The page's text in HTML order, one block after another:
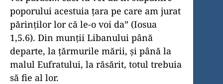
poporului acestuia țara pe care am jurat
părinților lor că le-o voi da” (Iosua
1,5.6). Din munții Libanului până
departe, la țărmurile mării, și până la
malul Eufratului, la răsărit, totul trebuia
să fie al lor.